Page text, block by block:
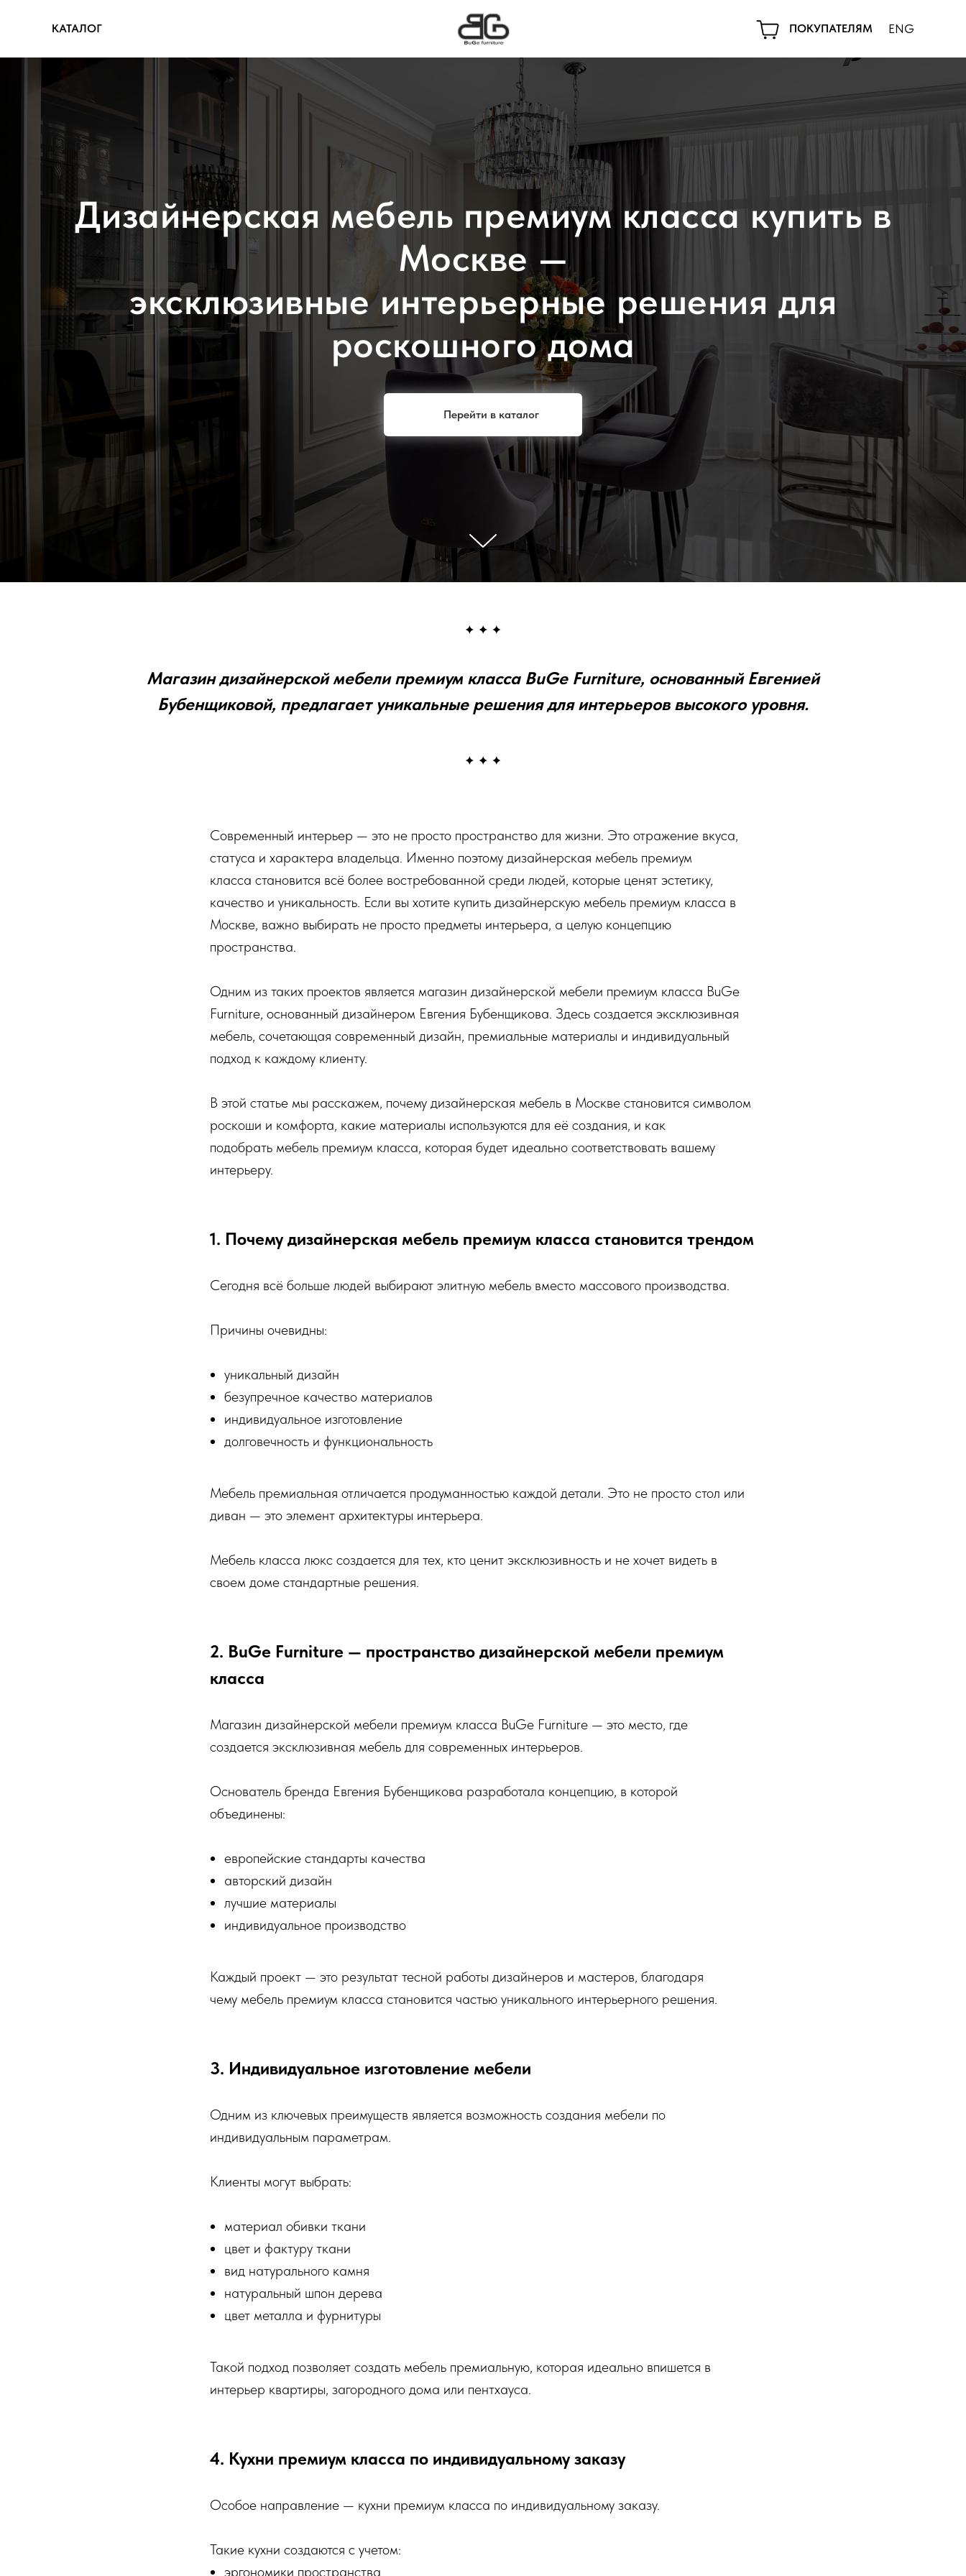
ПОКУПАТЕЛЯМ
КАТАЛОГ ENG
Дизайнерская мебель премиум класса купить в
Москве —
эксклюзивные интерьерные решения для
роскошного дома
Перейти в каталог
Магазин дизайнерской мебели премиум класса BuGe Furniture, основанный Евгенией
Бубенщиковой, предлагает уникальные решения для интерьеров высокого уровня.
Современный интерьер — это не просто пространство для жизни. Это отражение вкуса,
статуса и характера владельца. Именно поэтому дизайнерская мебель премиум
класса становится всё более востребованной среди людей, которые ценят эстетику,
качество и уникальность. Если вы хотите купить дизайнерскую мебель премиум класса в
Москве, важно выбирать не просто предметы интерьера, а целую концепцию
пространства.
Одним из таких проектов является магазин дизайнерской мебели премиум класса BuGe
Furniture, основанный дизайнером Евгения Бубенщикова. Здесь создается эксклюзивная
мебель, сочетающая современный дизайн, премиальные материалы и индивидуальный
подход к каждому клиенту.
В этой статье мы расскажем, почему дизайнерская мебель в Москве становится символом
роскоши и комфорта, какие материалы используются для её создания, и как
подобрать мебель премиум класса, которая будет идеально соответствовать вашему
интерьеру.
1. Почему дизайнерская мебель премиум класса становится трендом
Сегодня всё больше людей выбирают элитную мебель вместо массового производства.
Причины очевидны:
уникальный дизайн
безупречное качество материалов
индивидуальное изготовление
долговечность и функциональность
Мебель премиальная отличается продуманностью каждой детали. Это не просто стол или
диван — это элемент архитектуры интерьера.
Мебель класса люкс создается для тех, кто ценит эксклюзивность и не хочет видеть в
своем доме стандартные решения.
2. BuGe Furniture — пространство дизайнерской мебели премиум
класса
Магазин дизайнерской мебели премиум класса BuGe Furniture — это место, где
создается эксклюзивная мебель для современных интерьеров.
Основатель бренда Евгения Бубенщикова разработала концепцию, в которой
объединены:
европейские стандарты качества
авторский дизайн
лучшие материалы
индивидуальное производство
Каждый проект — это результат тесной работы дизайнеров и мастеров, благодаря
чему мебель премиум класса становится частью уникального интерьерного решения.
3. Индивидуальное изготовление мебели
Одним из ключевых преимуществ является возможность создания мебели по
индивидуальным параметрам.
Клиенты могут выбрать:
материал обивки ткани
цвет и фактуру ткани
вид натурального камня
натуральный шпон дерева
цвет металла и фурнитуры
Такой подход позволяет создать мебель премиальную, которая идеально впишется в
интерьер квартиры, загородного дома или пентхауса.
4. Кухни премиум класса по индивидуальному заказу
Особое направление — кухни премиум класса по индивидуальному заказу.
Такие кухни создаются с учетом:
эргономики пространства